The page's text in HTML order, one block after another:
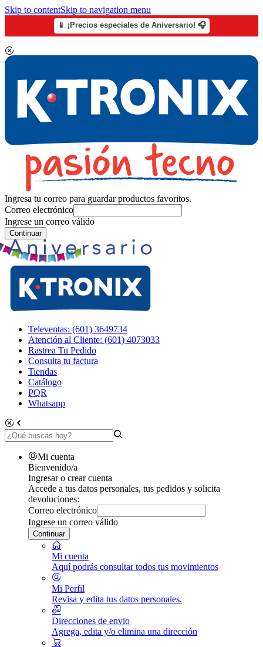
Skip to contentSkip to navigation menu
📱 ¡Precios especiales de Aniversario! 🎧
Ingresa tu correo para guardar productos favoritos.
Correo electrónico
Ingrese un correo válido
Continuar
Televentas: (601) 3649734
Atención al Cliente: (601) 4073033
Rastrea Tu Pedido
Consulta tu factura
Tiendas
Catálogo
PQR
Whatsapp
Mi cuenta
Bienvenido/a
Ingresar o crear cuenta
Accede a tus datos personales, tus pedidos y solicita
devoluciones:
Correo electrónico
Ingrese un correo válido
Continuar
Mi cuenta
Aquí podrás consultar todos tus movimientos
Mi Perfil
Revisa y edita tus datos personales.
Direcciones de envio
Agrega, edita y/o elimina una dirección